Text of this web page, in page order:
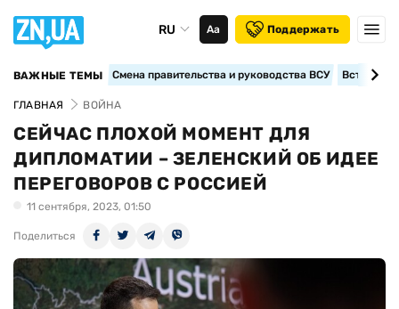
RU Аа Поддержать
ВАЖНЫЕ ТЕМЫ Смена правительства и руководства ВСУ
ГЛАВНАЯ ВОЙНА
СЕЙЧАС ПЛОХОЙ МОМЕНТ ДЛЯ
ДИПЛОМАТИИ – ЗЕЛЕНСКИЙ ОБ ИДЕЕ
ПЕРЕГОВОРОВ С РОССИЕЙ
11 сентября, 2023, 01:50
Поделиться